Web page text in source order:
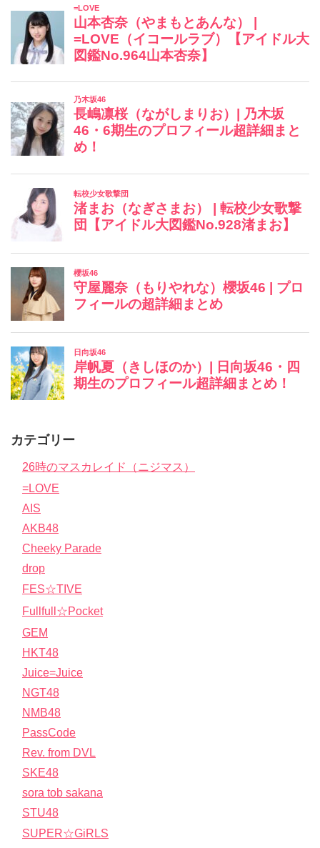
カテゴリー
26時のマスカレイド（ニジマス）
=LOVE
AIS
AKB48
Cheeky Parade
drop
FES☆TIVE
Fullfull☆Pocket
GEM
HKT48
Juice=Juice
NGT48
NMB48
PassCode
Rev. from DVL
SKE48
sora tob sakana
STU48
SUPER☆GiRLS